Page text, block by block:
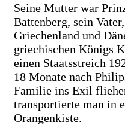
Seine Mutter war
Battenberg, sein
Griechenland und
griechischen Königs
einen Staatsstreich
18 Monate nach
Familie ins Exil
transportierte man in
Orangenkiste.